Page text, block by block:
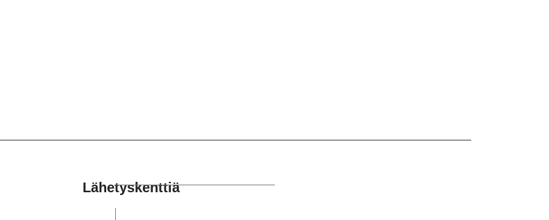
Lähetyskenttiä